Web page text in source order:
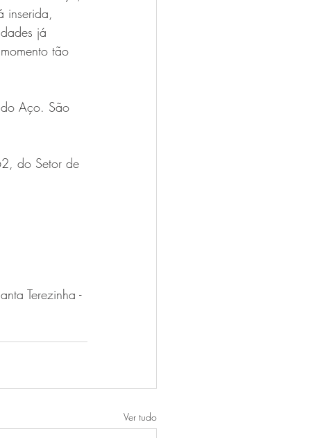
inserida,
já
tão
Aço. São
do Setor de
Terezinha -
Ver tudo